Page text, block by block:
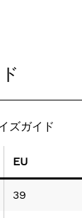
ズガイド
EU
39